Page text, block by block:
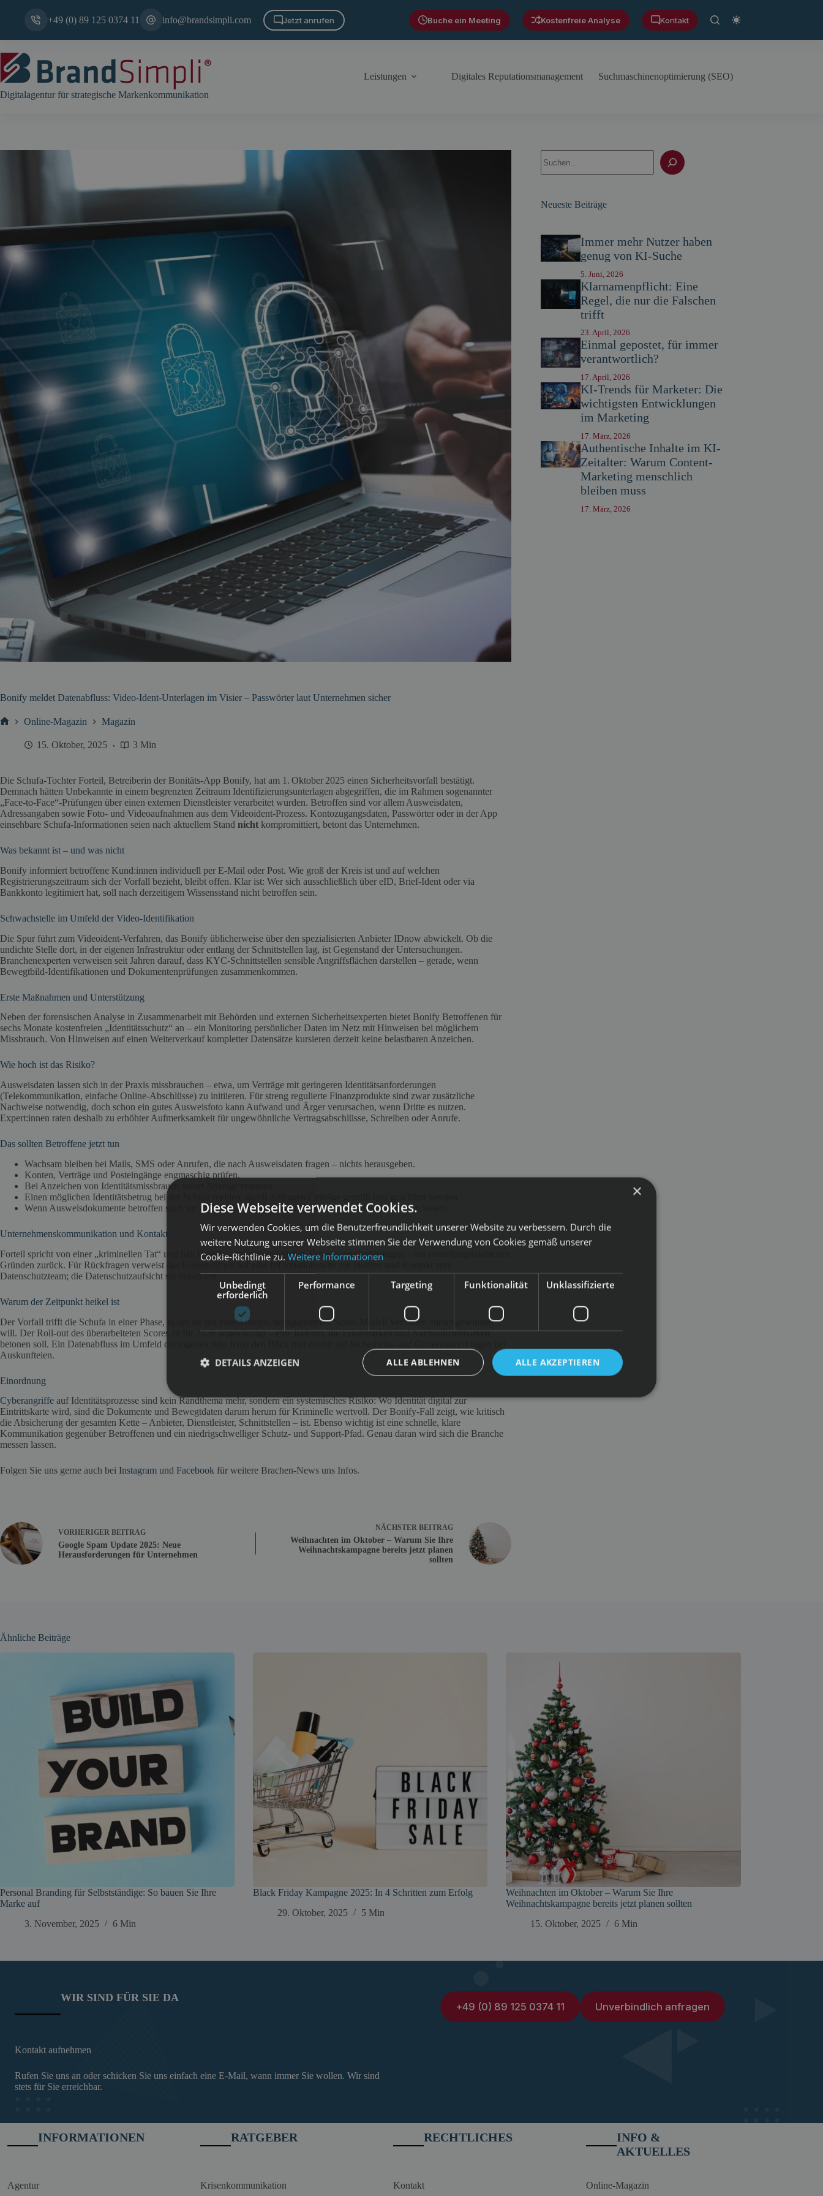
+49 (0) 89 125 0374 11 info@brandsimpli.com Jetzt anrufen Buche ein Meeting Kostenfreie Analyse Kontakt
Digitalagentur für strategische Markenkommunikation
Leistungen Digitales Reputationsmanagement Suchmaschinenoptimierung (SEO)
Bonify meldet Datenabfluss: Video‑Ident-Unterlagen im Visier – Passwörter laut Unternehmen sicher
Online-Magazin Magazin
15. Oktober, 2025 3 Min
Die Schufa‑Tochter Forteil, Betreiberin der Bonitäts‑App Bonify, hat am 1. Oktober 2025 einen Sicherheitsvorfall bestätigt.
Demnach hätten Unbekannte in einem begrenzten Zeitraum Identifizierungsunterlagen abgegriffen, die im Rahmen sogenannter
„Face‑to‑Face“-Prüfungen über einen externen Dienstleister verarbeitet wurden. Betroffen sind vor allem Ausweisdaten,
Adressangaben sowie Foto‑ und Videoaufnahmen aus dem Videoident‑Prozess. Kontozugangsdaten, Passwörter oder in der App
einsehbare Schufa‑Informationen seien nach aktuellem Stand nicht kompromittiert, betont das Unternehmen.
Was bekannt ist – und was nicht
Bonify informiert betroffene Kund:innen individuell per E‑Mail oder Post. Wie groß der Kreis ist und auf welchen
Registrierungszeitraum sich der Vorfall bezieht, bleibt offen. Klar ist: Wer sich ausschließlich über eID, Brief‑Ident oder via
Bankkonto legitimiert hat, soll nach derzeitigem Wissensstand nicht betroffen sein.
Schwachstelle im Umfeld der Video-Identifikation
Die Spur führt zum Videoident‑Verfahren, das Bonify üblicherweise über den spezialisierten Anbieter IDnow abwickelt. Ob die
undichte Stelle dort, in der eigenen Infrastruktur oder entlang der Schnittstellen lag, ist Gegenstand der Untersuchungen.
Branchenexperten verweisen seit Jahren darauf, dass KYC‑Schnittstellen sensible Angriffsflächen darstellen – gerade, wenn
Bewegtbild‑Identifikationen und Dokumentenprüfungen zusammenkommen.
Erste Maßnahmen und Unterstützung
Neben der forensischen Analyse in Zusammenarbeit mit Behörden und externen Sicherheitsexperten bietet Bonify Betroffenen für
sechs Monate kostenfreien „Identitätsschutz“ an – ein Monitoring persönlicher Daten im Netz mit Hinweisen bei möglichem
Missbrauch. Von Hinweisen auf einen Weiterverkauf kompletter Datensätze kursieren derzeit keine belastbaren Anzeichen.
Wie hoch ist das Risiko?
Ausweisdaten lassen sich in der Praxis missbrauchen – etwa, um Verträge mit geringeren Identitätsanforderungen
(Telekommunikation, einfache Online‑Abschlüsse) zu initiieren. Für streng regulierte Finanzprodukte sind zwar zusätzliche
Nachweise notwendig, doch schon ein gutes Ausweisfoto kann Aufwand und Ärger verursachen, wenn Dritte es nutzen.
Expert:innen raten deshalb zu erhöhter Aufmerksamkeit für ungewöhnliche Vertragsabschlüsse, Schreiben oder Anrufe.
Das sollten Betroffene jetzt tun
Wachsam bleiben bei Mails, SMS oder Anrufen, die nach Ausweisdaten fragen – nichts herausgeben.
Konten, Verträge und Posteingänge engmaschig prüfen.
Bei Anzeichen von Identitätsmissbrauch sofort Anzeige erstatten.
Einen möglichen Identitätsbetrug bei der Schufa melden, damit Abfragen/Einträge geprüft und geschützt werden.
Wenn Ausweisdokumente betroffen sind: im Zweifel neues Dokument beantragen und das alte sperren lassen.
Unternehmenskommunikation und Kontakt
Forteil spricht von einer „kriminellen Tat“ und hält Details – etwa zu möglichen Erpressungsforderungen – aus ermittlungstaktischen
Gründen zurück. Für Rückfragen verweist das Unternehmen auf eine Informationsseite mit Hotline und Kontakt zum
Datenschutzteam; die Datenschutzaufsicht sei informiert.
Warum der Zeitpunkt heikel ist
Der Vorfall trifft die Schufa in einer Phase, in der sie mit einem neuen, transparenteren Score‑Modell Vertrauen zurückgewinnen
will. Der Roll‑out des überarbeiteten Scores ist für 2026 angekündigt – eine Reform, die Erklärbarkeit und Nachvollziehbarkeit
betonen soll. Ein Datenabfluss im Umfeld der eigenen App lenkt den Blick nun erneut auf Sicherheits‑ und Governance‑Fragen bei
Auskunfteien.
Einordnung
Cyberangriffe auf Identitätsprozesse sind kein Randthema mehr, sondern ein systemisches Risiko: Wo Identität digital zur
Eintrittskarte wird, sind die Dokumente und Bewegtdaten darum herum für Kriminelle wertvoll. Der Bonify‑Fall zeigt, wie kritisch
die Absicherung der gesamten Kette – Anbieter, Dienstleister, Schnittstellen – ist. Ebenso wichtig ist eine schnelle, klare
Kommunikation gegenüber Betroffenen und ein niedrigschwelliger Schutz‑ und Support‑Pfad. Genau daran wird sich die Branche
messen lassen.
Folgen Sie uns gerne auch bei Instagram und Facebook für weitere Brachen-News uns Infos.
VORHERIGER BEITRAG
Google Spam Update 2025: Neue
Herausforderungen für Unternehmen
NÄCHSTER BEITRAG
Weihnachten im Oktober – Warum Sie Ihre
Weihnachtskampagne bereits jetzt planen
sollten
Neueste Beiträge
Immer mehr Nutzer haben
genug von KI-Suche
5. Juni, 2026
Klarnamenpflicht: Eine
Regel, die nur die Falschen
trifft
23. April, 2026
Einmal gepostet, für immer
verantwortlich?
17. April, 2026
KI-Trends für Marketer: Die
wichtigsten Entwicklungen
im Marketing
17. März, 2026
Authentische Inhalte im KI-
Zeitalter: Warum Content-
Marketing menschlich
bleiben muss
17. März, 2026
Ähnliche Beiträge
Personal Branding für Selbstständige: So bauen Sie Ihre
Marke auf
3. November, 2025
6 Min
Black Friday Kampagne 2025: In 4 Schritten zum Erfolg
29. Oktober, 2025
5 Min
Weihnachten im Oktober – Warum Sie Ihre
Weihnachtskampagne bereits jetzt planen sollten
15. Oktober, 2025
6 Min
WIR SIND FÜR SIE DA
Kontakt aufnehmen
Rufen Sie uns an oder schicken Sie uns einfach eine E-Mail, wann immer Sie wollen. Wir sind
stets für Sie erreichbar.
+49 (0) 89 125 0374 11 Unverbindlich anfragen
INFORMATIONEN
Agentur
RATGEBER
Krisenkommunikation
RECHTLICHES
Kontakt
INFO &
AKTUELLES
Online-Magazin
×
Diese Webseite verwendet Cookies.
Wir verwenden Cookies, um die Benutzerfreundlichkeit unserer Website zu verbessern. Durch die
weitere Nutzung unserer Webseite stimmen Sie der Verwendung von Cookies gemäß unserer
Cookie-Richtlinie zu. Weitere Informationen
Unbedingt
erforderlich
Performance Targeting Funktionalität Unklassifizierte
ALLE AKZEPTIEREN
ALLE ABLEHNEN
DETAILS ANZEIGEN